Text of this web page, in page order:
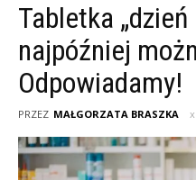
Tabletka
najpóźniej
Odpowiadamy!
PRZEZ MAŁGORZATA BRASZKA